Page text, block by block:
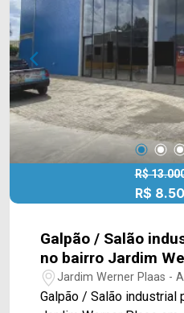
R$
R$
Galpão / Salão
no bairro Jardim
Americana/SP
Jardim Werner Plaas -
Galpão / Salão industrial